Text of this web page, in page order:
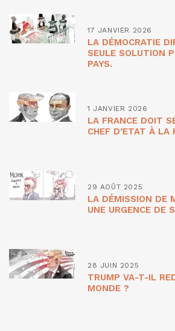
17 JANVIER 2026
LA DÉMOCRATIE
SEULE SOLUTION
PAYS.
1 JANVIER 2026
LA FRANCE DOIT
CHEF D’ETAT À LA
29 AOÛT 2025
LA DÉMISSION DE
UNE URGENCE DE
28 JUIN 2025
TRUMP VA-T-IL
MONDE ?